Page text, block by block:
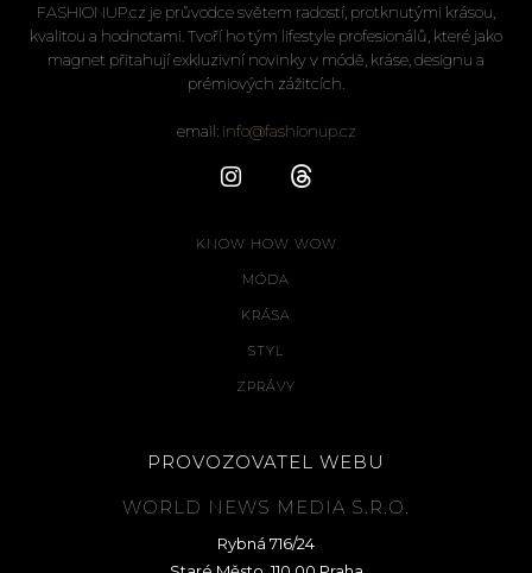
FASHIONUP.cz je průvodce světem radostí, protknutými krásou,
kvalitou a hodnotami. Tvoří ho tým lifestyle profesionálů, které jako
magnet přitahují exkluzivní novinky v módě, kráse, designu a
prémiových zážitcích.
email: info@fashionup.cz
KNOW HOW WOW
MÓDA
KRÁSA
STYL
ZPRÁVY
PROVOZOVATEL WEBU
WORLD NEWS MEDIA S.R.O.
Rybná 716/24